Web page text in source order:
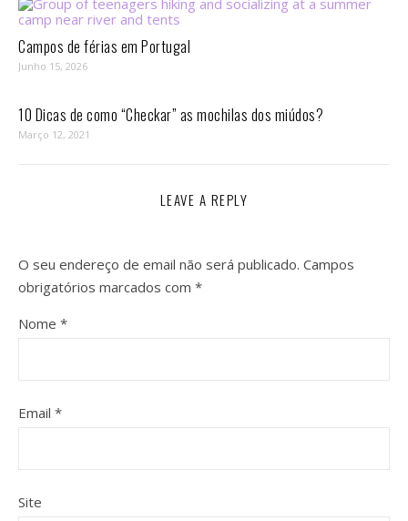
Campos de férias em Portugal
Junho 15, 2026
10 Dicas de como “Checkar” as mochilas dos miúdos?
Março 12, 2021
LEAVE A REPLY
O seu endereço de email não será publicado. Campos
obrigatórios marcados com *
Nome *
Email *
Site